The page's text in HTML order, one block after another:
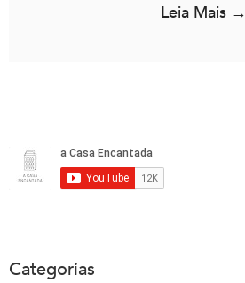
Leia Mais →
Categorias